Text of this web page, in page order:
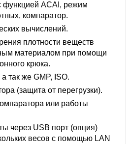
функцией ACAI, режим
компаратор.
вычислений.
плотности веществ
материалом при помощи
крюка.
так же GMP, ISO.
(защита от перегрузки).
или работы
через USB порт (опция)
весов с помощью LAN